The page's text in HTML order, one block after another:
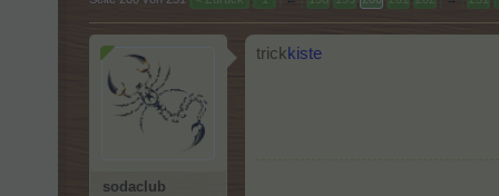
sodaclub
trickkiste